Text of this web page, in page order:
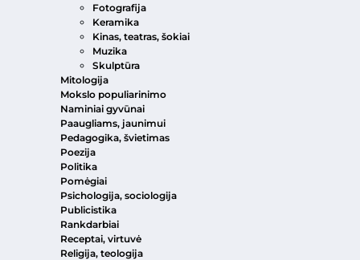
Fotografija
Keramika
Kinas, teatras, šokiai
Muzika
Skulptūra
Mitologija
Mokslo populiarinimo
Naminiai gyvūnai
Paaugliams, jaunimui
Pedagogika, švietimas
Poezija
Politika
Pomėgiai
Psichologija, sociologija
Publicistika
Rankdarbiai
Receptai, virtuvė
Religija, teologija